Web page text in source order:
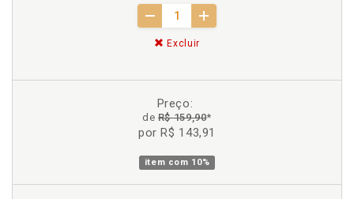
Excluir
Preço:
deR$ 159,90*
por R$ 143,91
item com 10%